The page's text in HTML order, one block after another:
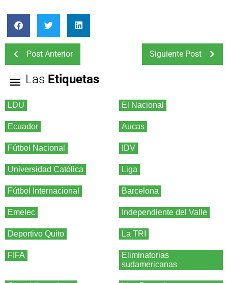
Post Anterior Siguiente Post
Las Etiquetas
LDU El Nacional
Ecuador Aucas
Fútbol Nacional IDV
Universidad Católica Liga
Fútbol Internacional Barcelona
Emelec Independiente del Valle
Deportivo Quito La TRI
FIFA
Eliminatorias
sudamericanas